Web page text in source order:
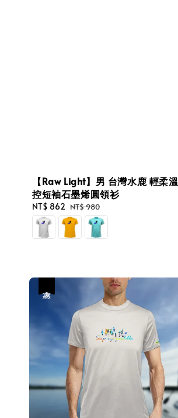
【Raw Light】男 台灣水鹿 輕柔溫
控短袖石墨烯圓領衫
Sale
price
NT$ 862 Regular
price
NT$ 980